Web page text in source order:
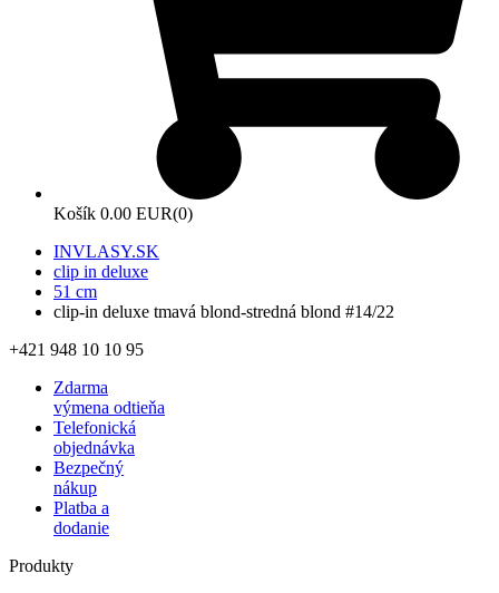
Košík 0.00 EUR(0)
INVLASY.SK
clip in deluxe
51 cm
clip-in deluxe tmavá blond-stredná blond #14/22
+421 948 10 10 95
Zdarma
výmena odtieňa
Telefonická
objednávka
Bezpečný
nákup
Platba a
dodanie
Produkty